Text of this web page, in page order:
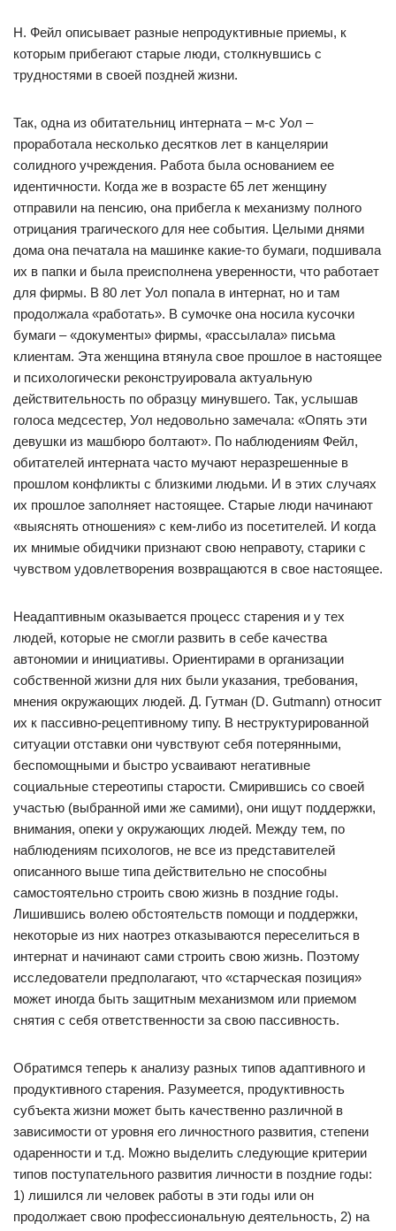
Н. Фейл описывает разные непродуктивные приемы, к
которым прибегают старые люди, столкнувшись с
трудностями в своей поздней жизни.
Так, одна из обитательниц интерната – м-с Уол –
проработала несколько десятков лет в канцелярии
солидного учреждения. Работа была основанием ее
идентичности. Когда же в возрасте 65 лет женщину
отправили на пенсию, она прибегла к механизму полного
отрицания трагического для нее события. Целыми днями
дома она печатала на машинке какие-то бумаги, подшивала
их в папки и была преисполнена уверенности, что работает
для фирмы. В 80 лет Уол попала в интернат, но и там
продолжала «работать». В сумочке она носила кусочки
бумаги – «документы» фирмы, «рассылала» письма
клиентам. Эта женщина втянула свое прошлое в настоящее
и психологически реконструировала актуальную
действительность по образцу минувшего. Так, услышав
голоса медсестер, Уол недовольно замечала: «Опять эти
девушки из машбюро болтают». По наблюдениям Фейл,
обитателей интерната часто мучают неразрешенные в
прошлом конфликты с близкими людьми. И в этих случаях
их прошлое заполняет настоящее. Старые люди начинают
«выяснять отношения» с кем-либо из посетителей. И когда
их мнимые обидчики признают свою неправоту, старики с
чувством удовлетворения возвращаются в свое настоящее.
Неадаптивным оказывается процесс старения и у тех
людей, которые не смогли развить в себе качества
автономии и инициативы. Ориентирами в организации
собственной жизни для них были указания, требования,
мнения окружающих людей. Д. Гутман (D. Gutmann) относит
их к пассивно-рецептивному типу. В неструктурированной
ситуации отставки они чувствуют себя потерянными,
беспомощными и быстро усваивают негативные
социальные стереотипы старости. Смирившись со своей
участью (выбранной ими же самими), они ищут поддержки,
внимания, опеки у окружающих людей. Между тем, по
наблюдениям психологов, не все из представителей
описанного выше типа действительно не способны
самостоятельно строить свою жизнь в поздние годы.
Лишившись волею обстоятельств помощи и поддержки,
некоторые из них наотрез отказываются переселиться в
интернат и начинают сами строить свою жизнь. Поэтому
исследователи предполагают, что «старческая позиция»
может иногда быть защитным механизмом или приемом
снятия с себя ответственности за свою пассивность.
Обратимся теперь к анализу разных типов адаптивного и
продуктивного старения. Разумеется, продуктивность
субъекта жизни может быть качественно различной в
зависимости от уровня его личностного развития, степени
одаренности и т.д. Можно выделить следующие критерии
типов поступательного развития личности в поздние годы:
1) лишился ли человек работы в эти годы или он
продолжает свою профессиональную деятельность, 2) на